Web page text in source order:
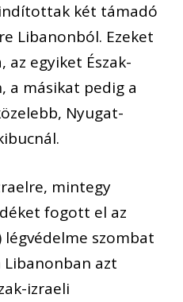
két támadó
Libanonból. Ezeket
az egyiket Észak-
a másikat pedig a
Nyugat-
mintegy
fogott el az
légvédelme szombat
azt
izraeli